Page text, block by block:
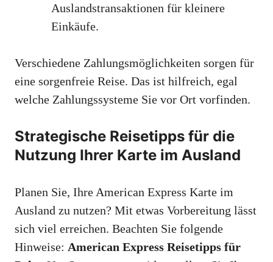
Auslandstransaktionen für kleinere
Einkäufe.
Verschiedene Zahlungsmöglichkeiten sorgen für
eine sorgenfreie Reise. Das ist hilfreich, egal
welche Zahlungssysteme Sie vor Ort vorfinden.
Strategische Reisetipps für die
Nutzung Ihrer Karte im Ausland
Planen Sie, Ihre American Express Karte im
Ausland zu nutzen? Mit etwas Vorbereitung lässt
sich viel erreichen. Beachten Sie folgende
Hinweise: American Express Reisetipps für